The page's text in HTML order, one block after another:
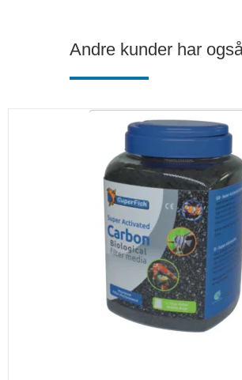
Andre kunder har